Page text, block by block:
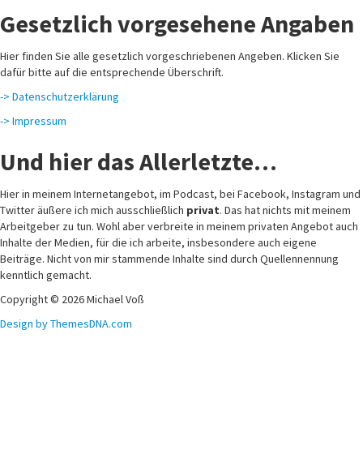
Gesetzlich vorgesehene Angaben
Hier finden Sie alle gesetzlich vorgeschriebenen Angeben. Klicken Sie
dafür bitte auf die entsprechende Überschrift.
-> Datenschutzerklärung
-> Impressum
Und hier das Allerletzte…
Hier in meinem Internetangebot, im Podcast, bei Facebook, Instagram und
Twitter äußere ich mich ausschließlich privat. Das hat nichts mit meinem
Arbeitgeber zu tun. Wohl aber verbreite in meinem privaten Angebot auch
Inhalte der Medien, für die ich arbeite, insbesondere auch eigene
Beiträge. Nicht von mir stammende Inhalte sind durch Quellennennung
kenntlich gemacht.
Copyright © 2026 Michael Voß
Design by ThemesDNA.com